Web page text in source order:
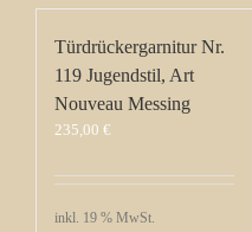
Türdrückergarnitur Nr.
119 Jugendstil, Art
Nouveau Messing
235,00 €
inkl. 19 % MwSt.